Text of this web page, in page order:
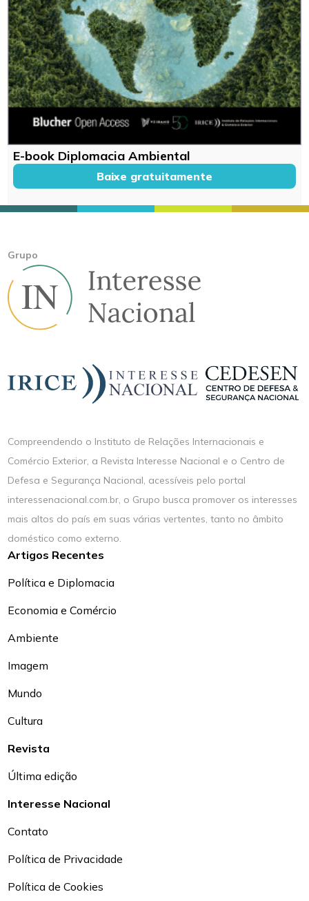
E-book Diplomacia Ambiental
Baixe gratuitamente
Grupo
Compreendendo o Instituto de Relações Internacionais e
Comércio Exterior, a Revista Interesse Nacional e o Centro de
Defesa e Segurança Nacional, acessíveis pelo portal
interessenacional.com.br, o Grupo busca promover os interesses
mais altos do país em suas várias vertentes, tanto no âmbito
doméstico como externo.
Artigos Recentes
Política e Diplomacia
Economia e Comércio
Ambiente
Imagem
Mundo
Cultura
Revista
Última edição
Interesse Nacional
Contato
Política de Privacidade
Política de Cookies